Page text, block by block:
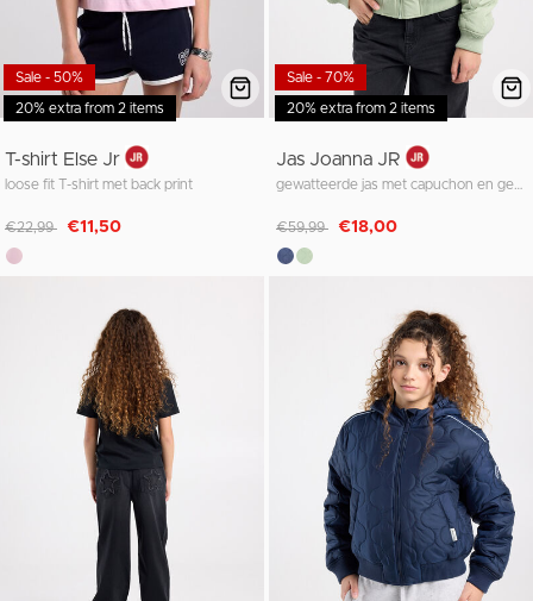
20% extra from 2 items
Sale - 50%
T-shirt Else Jr
loose fit T-shirt met back print
Afgeprijsd van
€22,99 naar
€11,50
20% extra from 2 items
Sale - 70%
Jas Joanna JR
Afgeprijsd van
€59,99 naar
€18,00